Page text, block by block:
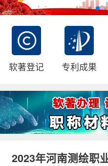
软著登记 专利成果
2023年河南测绘职